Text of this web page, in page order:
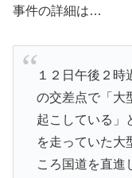
事件の詳細は…
１２日午後２時
の交差点で「大
起こしている」
を走っていた大
ころ国道を直進